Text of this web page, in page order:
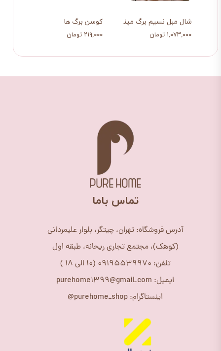
کوسن برگ ها
۲۱۹,۰۰۰ تومان
شال مبل نسیم برگ مینیمال
۱,۰۷۳,۰۰۰ تومان
​تماس باما
آدرس فروشگاه: تهران، چیتگر، بلوار علیمردانی
(کوهک)، مجتمع تجاری ریحانه، طبقه اول
تلفن: 09195539970 (10 الی 18 )
ایمیل: purehome1399@gmail.com
اینستاگرام: purehome_shop@